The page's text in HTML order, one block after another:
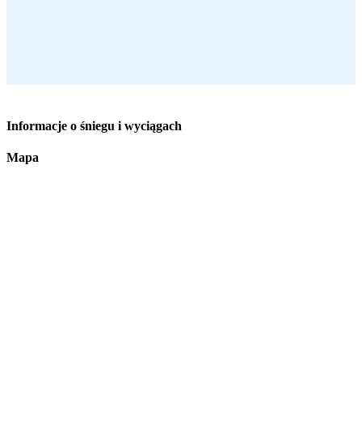
Informacje o śniegu i wyciągach
Mapa